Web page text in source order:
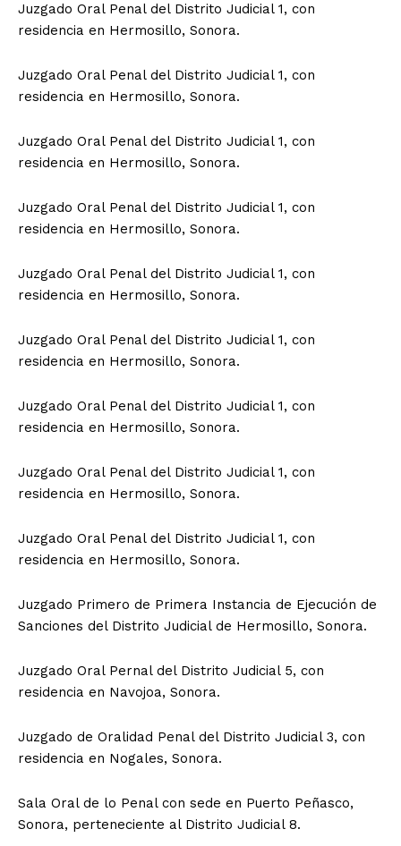
Juzgado Oral Penal del Distrito Judicial 1, con
residencia en Hermosillo, Sonora.
Juzgado Oral Penal del Distrito Judicial 1, con
residencia en Hermosillo, Sonora.
Juzgado Oral Penal del Distrito Judicial 1, con
residencia en Hermosillo, Sonora.
Juzgado Oral Penal del Distrito Judicial 1, con
residencia en Hermosillo, Sonora.
Juzgado Oral Penal del Distrito Judicial 1, con
residencia en Hermosillo, Sonora.
Juzgado Oral Penal del Distrito Judicial 1, con
residencia en Hermosillo, Sonora.
Juzgado Oral Penal del Distrito Judicial 1, con
residencia en Hermosillo, Sonora.
Juzgado Oral Penal del Distrito Judicial 1, con
residencia en Hermosillo, Sonora.
Juzgado Oral Penal del Distrito Judicial 1, con
residencia en Hermosillo, Sonora.
Juzgado Primero de Primera Instancia de Ejecución de
Sanciones del Distrito Judicial de Hermosillo, Sonora.
Juzgado Oral Pernal del Distrito Judicial 5, con
residencia en Navojoa, Sonora.
Juzgado de Oralidad Penal del Distrito Judicial 3, con
residencia en Nogales, Sonora.
Sala Oral de lo Penal con sede en Puerto Peñasco,
Sonora, perteneciente al Distrito Judicial 8.